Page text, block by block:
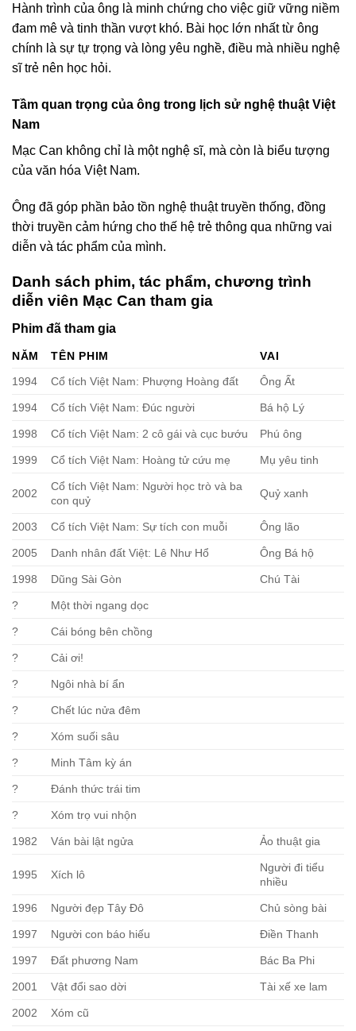
Hành trình của ông là minh chứng cho việc giữ vững niềm
đam mê và tinh thần vượt khó. Bài học lớn nhất từ ông
chính là sự tự trọng và lòng yêu nghề, điều mà nhiều nghệ
sĩ trẻ nên học hỏi.
Tầm quan trọng của ông trong lịch sử nghệ thuật Việt
Nam
Mạc Can không chỉ là một nghệ sĩ, mà còn là biểu tượng
của văn hóa Việt Nam.
Ông đã góp phần bảo tồn nghệ thuật truyền thống, đồng
thời truyền cảm hứng cho thế hệ trẻ thông qua những vai
diễn và tác phẩm của mình.
Danh sách phim, tác phẩm, chương trình
diễn viên Mạc Can tham gia
Phim đã tham gia
NĂM TÊN PHIM
VAI
1994
Cổ tích Việt Nam: Phượng Hoàng đất Ông Ất
1994 Cổ tích Việt Nam: Đúc người Bá hộ Lý
1998 Cổ tích Việt Nam: 2 cô gái và cục bướu Phú ông
1999 Cổ tích Việt Nam: Hoàng tử cứu mẹ Mụ yêu tinh
2002
Cổ tích Việt Nam: Người học trò và ba
con quỷ
Quỷ xanh
2003 Cổ tích Việt Nam: Sự tích con muỗi Ông lão
2005 Danh nhân đất Việt: Lê Như Hổ Ông Bá hộ
1998 Dũng Sài Gòn Chú Tài
? Một thời ngang dọc
? Cái bóng bên chồng
? Cải ơi!
? Ngôi nhà bí ẩn
? Chết lúc nửa đêm
? Xóm suối sâu
? Minh Tâm kỳ án
? Đánh thức trái tim
? Xóm trọ vui nhộn
1982 Ván bài lật ngửa Ảo thuật gia
1995 Xích lô
Người đi tiểu
nhiều
1996 Người đẹp Tây Đô Chủ sòng bài
1997 Người con báo hiếu Điền Thanh
1997 Đất phương Nam Bác Ba Phi
2001 Vật đổi sao dời Tài xế xe lam
2002 Xóm cũ